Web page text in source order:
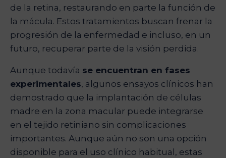
de la retina, restaurando en parte la función de
la mácula. Estos tratamientos buscan frenar la
progresión de la enfermedad e incluso, en un
futuro, recuperar parte de la visión perdida.
Aunque todavía se encuentran en fases
experimentales, algunos ensayos clínicos han
demostrado que la implantación de células
madre en la zona macular puede integrarse
en el tejido retiniano sin complicaciones
importantes. Aunque aún no son una opción
disponible para el uso clínico habitual, estas